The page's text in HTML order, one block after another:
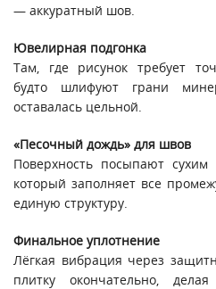
— аккуратный шов.
Ювелирная подгонка
Там, где рисунок требует
будто шлифуют грани
оставалась цельной.
«Песочный дождь» для швов
Поверхность посыпают
который заполняет все
единую структуру.
Финальное уплотнение
Лёгкая вибрация через
плитку окончательно,